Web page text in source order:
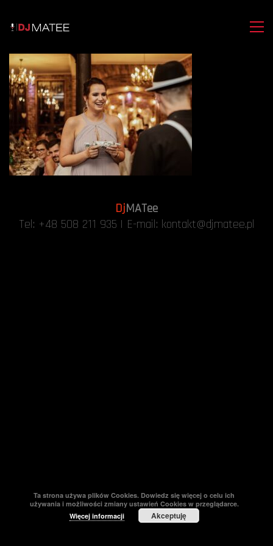
DjMATee
Tel: +48 508 211 935 | E-mail: kontakt@djmatee.pl
Ta strona używa plików Cookies. Dowiedz się więcej o celu ich
używania i możliwości zmiany ustawień Cookies w przeglądarce.
Więcej informacji
Akceptuję